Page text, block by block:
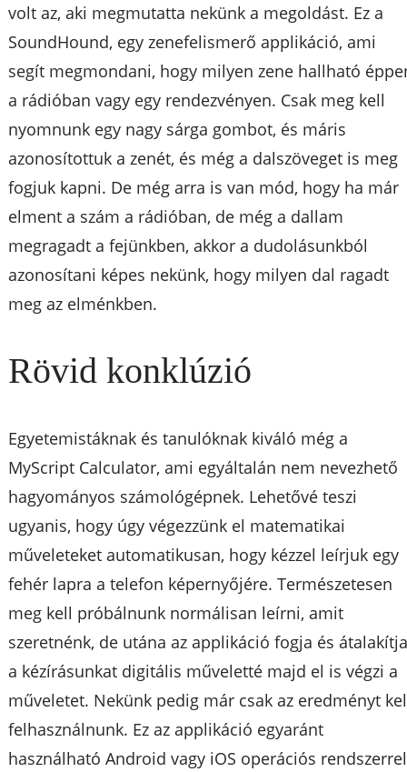
volt az, aki megmutatta nekünk a megoldást. Ez a
SoundHound, egy zenefelismerő applikáció, ami
segít megmondani, hogy milyen zene hallható
a rádióban vagy egy rendezvényen. Csak meg kell
nyomnunk egy nagy sárga gombot, és máris
azonosítottuk a zenét, és még a dalszöveget is meg
fogjuk kapni. De még arra is van mód, hogy ha már
elment a szám a rádióban, de még a dallam
megragadt a fejünkben, akkor a dudolásunkból
azonosítani képes nekünk, hogy milyen dal ragadt
meg az elménkben.
Rövid konklúzió
Egyetemistáknak és tanulóknak kiváló még a
MyScript Calculator, ami egyáltalán nem nevezhető
hagyományos számológépnek. Lehetővé teszi
ugyanis, hogy úgy végezzünk el matematikai
műveleteket automatikusan, hogy kézzel leírjuk egy
fehér lapra a telefon képernyőjére. Természetesen
meg kell próbálnunk normálisan leírni, amit
szeretnénk, de utána az applikáció fogja és
a kézírásunkat digitális műveletté majd el is végzi a
műveletet. Nekünk pedig már csak az eredményt
felhasználnunk. Ez az applikáció egyaránt
használható Android vagy iOS operációs rendszerrel